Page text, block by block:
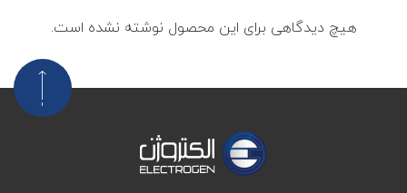
هیچ دیدگاهی برای این محصول نوشته نشده است.